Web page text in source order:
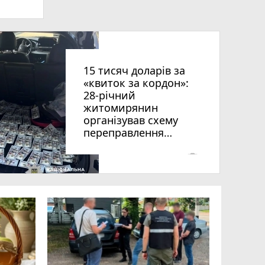
15 тисяч доларів за
«квиток за кордон»:
28-річний
житомирянин
організував схему
переправлення
віку за межі країни
photo_camera